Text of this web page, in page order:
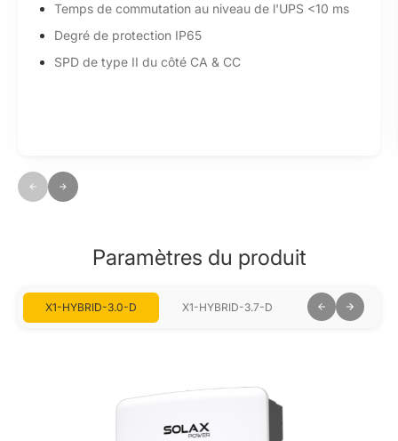
Temps de commutation au niveau de l'UPS <10 ms
Degré de protection IP65
SPD de type II du côté CA & CC
Paramètres du produit
X1-HYBRID-3.0-D X1-HYBRID-3.7-D X1-HYBRID-